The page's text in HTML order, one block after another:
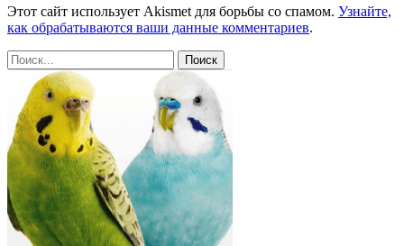
Этот сайт использует Akismet для борьбы со спамом. Узнайте,
как обрабатываются ваши данные комментариев.